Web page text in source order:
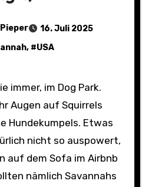
16. Juli 2025
, #USA
Augen auf Squirrels
Hundekumpels. Etwas
nicht so auspowert,
auf dem Sofa im Airbnb
nämlich Savannahs